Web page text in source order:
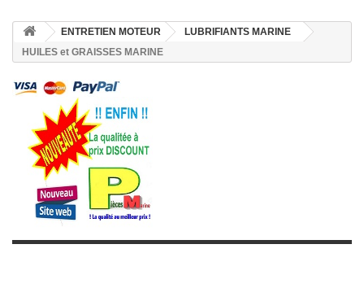
ENTRETIEN MOTEUR
LUBRIFIANTS MARINE
HUILES et GRAISSES MARINE